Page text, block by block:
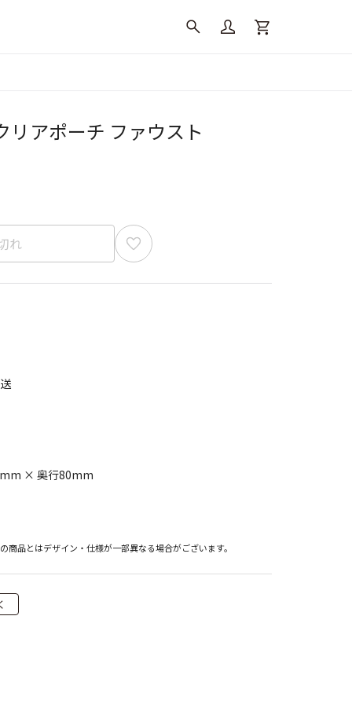
リアポーチ ファウスト
れ
× 奥行80mm
品とはデザイン・仕様が一部異なる場合がございます。